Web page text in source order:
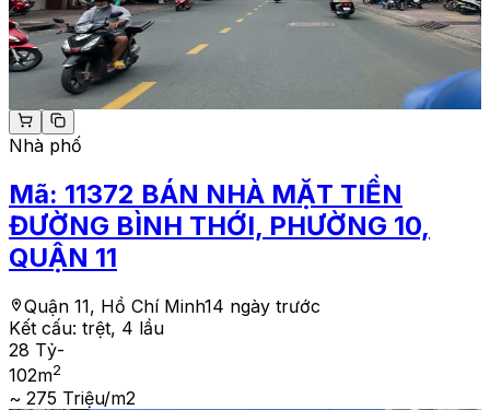
Nhà phố
Mã: 11372 BÁN NHÀ MẶT TIỀN
ĐƯỜNG BÌNH THỚI, PHƯỜNG 10,
QUẬN 11
Quận 11, Hồ Chí Minh14 ngày trước
Kết cấu: trệt, 4 lầu
28 Tỷ-
102m2
~ 275 Triệu/m2